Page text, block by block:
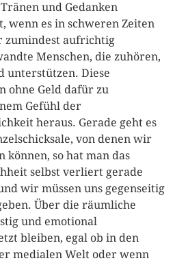
und Gedanken
wenn es in schweren Zeiten
zumindest aufrichtig
Menschen, die zuhören,
unterstützen. Diese
ohne Geld dafür zu
Gefühl der
heraus. Gerade geht es
von denen wir
können, so hat man das
selbst verliert gerade
wir müssen uns gegenseitig
Über die räumliche
und emotional
bleiben, egal ob in den
medialen Welt oder wenn